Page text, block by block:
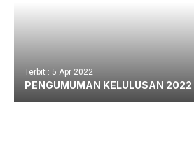
Terbit : 5 Apr 2022
PENGUMUMAN KELULUSAN 2022